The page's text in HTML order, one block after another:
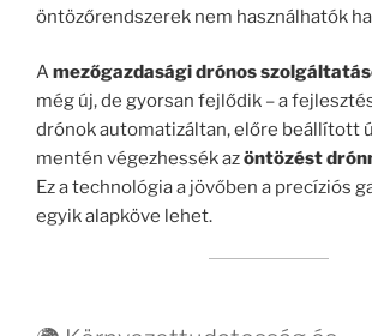
öntözőrendszerek nem használhatók
Amezőgazdasági drónos
még új, de gyorsan fejlődik – a
drónok automatizáltan, előre beállított
mentén végezhessék azöntözést
Ez a technológia a jövőben a precíziós
egyik alapköve lehet.